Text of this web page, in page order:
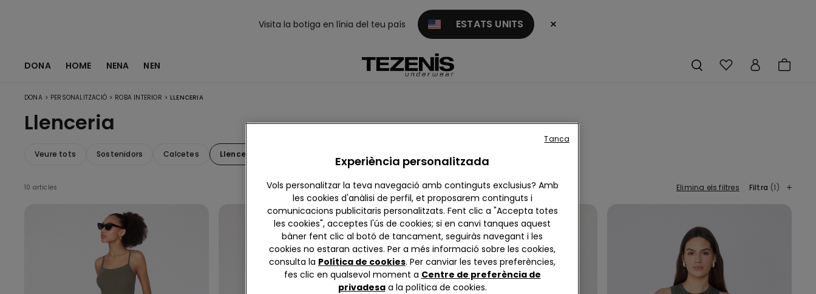
Visita la botiga en línia del teu país ESTATS UNITS ×
DONA HOME NENA NEN
DONA > PERSONALITZACIÓ > ROBA INTERIOR > LLENCERIA
Llenceria
Veure tots Sostenidors Calcetes Llenceria
10 articles Elimina els filtres Filtra (1)
Experiència personalitzada
Vols personalitzar la teva navegació amb continguts exclusius? Amb
les cookies d'anàlisi de perfil, et proposarem continguts i
comunicacions publicitaris personalitzats. Fent clic a "Accepta totes
les cookies", acceptes l'ús de cookies; si en canvi tanques aquest
bàner fent clic al botó de tancament, seguiràs navegant i les
cookies no estaran actives. Per a més informació sobre les cookies,
consulta la Política de cookies. Per canviar les teves preferències,
fes clic en qualsevol moment a Centre de preferència de
privadesaa la política de cookies.
Tanca